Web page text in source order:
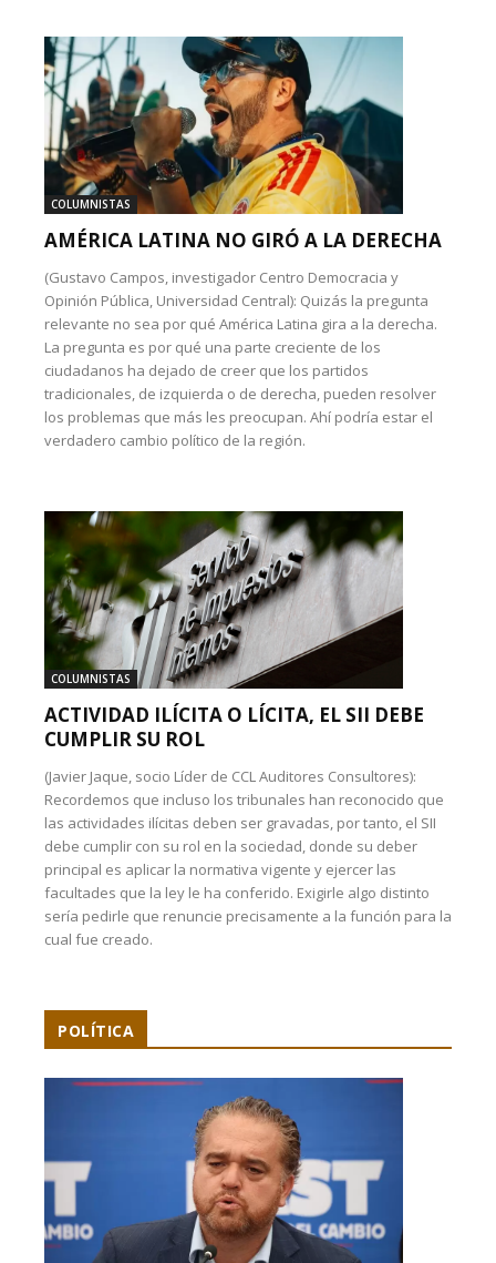
COLUMNISTAS
AMÉRICA LATINA NO GIRÓ A LA DERECHA
(Gustavo Campos, investigador Centro Democracia y
Opinión Pública, Universidad Central): Quizás la pregunta
relevante no sea por qué América Latina gira a la derecha.
La pregunta es por qué una parte creciente de los
ciudadanos ha dejado de creer que los partidos
tradicionales, de izquierda o de derecha, pueden resolver
los problemas que más les preocupan. Ahí podría estar el
verdadero cambio político de la región.
COLUMNISTAS
ACTIVIDAD ILÍCITA O LÍCITA, EL SII DEBE
CUMPLIR SU ROL
(Javier Jaque, socio Líder de CCL Auditores Consultores):
Recordemos que incluso los tribunales han reconocido que
las actividades ilícitas deben ser gravadas, por tanto, el SII
debe cumplir con su rol en la sociedad, donde su deber
principal es aplicar la normativa vigente y ejercer las
facultades que la ley le ha conferido. Exigirle algo distinto
sería pedirle que renuncie precisamente a la función para la
cual fue creado.
POLÍTICA